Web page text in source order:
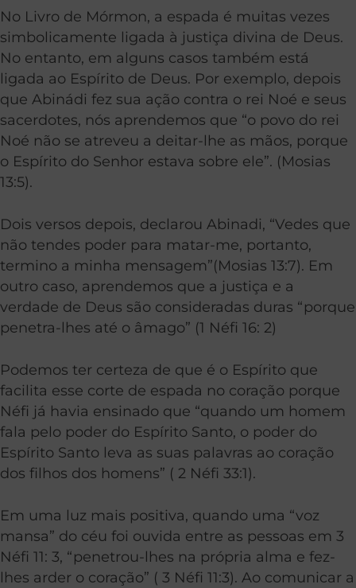
No Livro de Mórmon, a espada é muitas vezes
simbolicamente ligada à justiça divina de Deus.
No entanto, em alguns casos também está
ligada ao Espírito de Deus. Por exemplo, depois
que Abinádi fez sua ação contra o rei Noé e seus
sacerdotes, nós aprendemos que “o povo do rei
Noé não se atreveu a deitar-lhe as mãos, porque
o Espírito do Senhor estava sobre ele”. (Mosias
13:5).
Dois versos depois, declarou Abinadi, “Vedes que
não tendes poder para matar-me, portanto,
termino a minha mensagem”(Mosias 13:7). Em
outro caso, aprendemos que a justiça e a
verdade de Deus são consideradas duras “porque
penetra-lhes até o âmago” (1 Néfi 16: 2)
Podemos ter certeza de que é o Espírito que
facilita esse corte de espada no coração porque
Néfi já havia ensinado que “quando um homem
fala pelo poder do Espírito Santo, o poder do
Espírito Santo leva as suas palavras ao coração
dos filhos dos homens” ( 2 Néfi 33:1).
Em uma luz mais positiva, quando uma “voz
mansa” do céu foi ouvida entre as pessoas em 3
Néfi 11: 3, “penetrou-lhes na própria alma e fez-
lhes arder o coração” ( 3 Néfi 11:3). Ao comunicar a